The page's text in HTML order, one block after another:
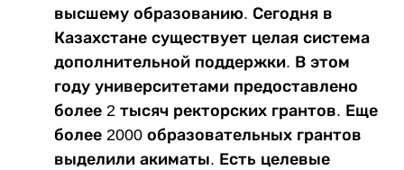
высшему образованию. Сегодня в
Казахстане существует целая система
дополнительной поддержки. В этом
году университетами предоставлено
более 2 тысяч ректорских грантов. Еще
более 2000 образовательных грантов
выделили акиматы. Есть целевые